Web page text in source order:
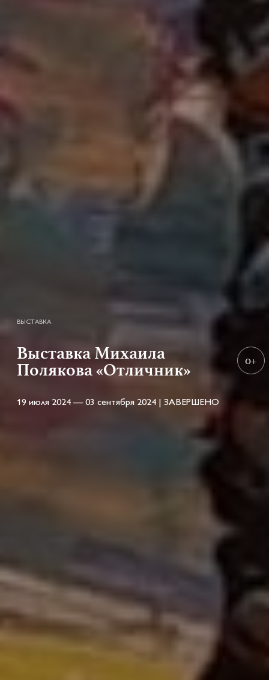
ВЫСТАВКА
Выставка Михаила
Полякова «Отличник»
19 июля 2024 — 03 сентября 2024 | ЗАВЕРШЕНО
0+